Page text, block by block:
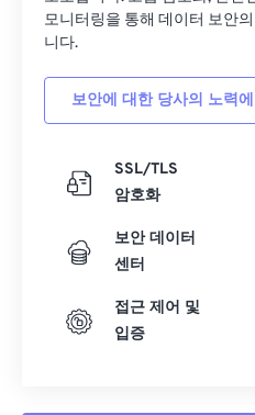
모니터링을 통해 데이터 보안
니다.
보안에 대한 당사의 노력
SSL/TLS
암호화
보안 데이터
센터
접근 제어 및
입증